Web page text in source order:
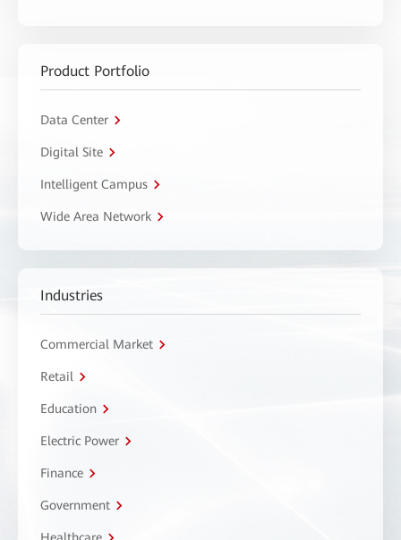
Product Portfolio
Data Center
Digital Site
Intelligent Campus
Wide Area Network
Industries
Commercial Market
Retail
Education
Electric Power
Finance
Government